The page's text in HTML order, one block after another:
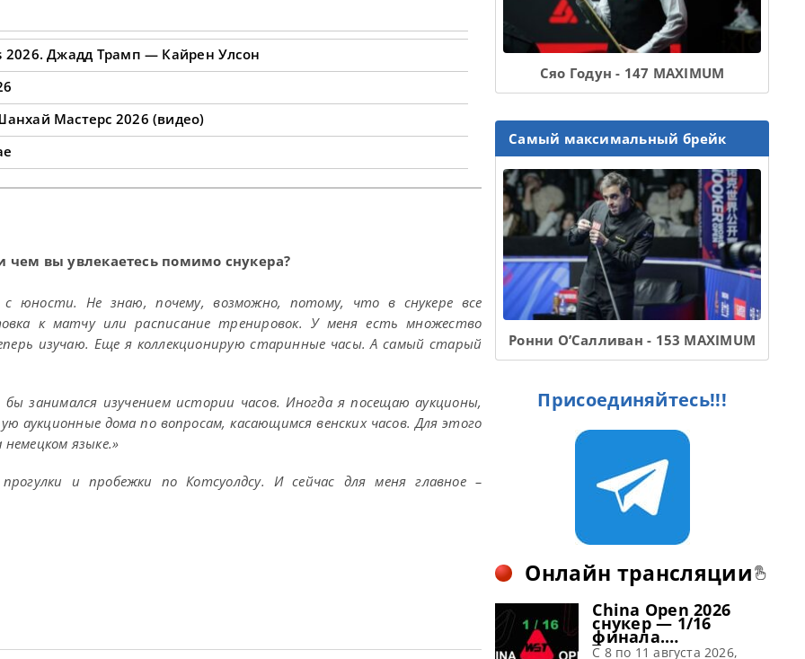
2026. Джадд Трамп — Кайрен Улсон
Мастерс 2026 (видео)
чем вы увлекаетесь помимо снукера?
с юности. Не знаю, почему, возможно, потому, что в снукере все
к матчу или расписание тренировок. У меня есть множество
изучаю. Еще я коллекционирую старинные часы. А самый старый
занимался изучением истории часов. Иногда я посещаю аукционы,
аукционные дома по вопросам, касающимся венских часов. Для этого
языке.»
и пробежки по Котсуолдсу. И сейчас для меня главное –
Сяо Годун - 147 MAXIMUM
Самый максимальный брейк
Ронни О’Салливан - 153 MAXIMUM
Присоединяйтесь!!!
Онлайн трансляции
China Open 2026
снукер — 1/16
финала.
Трансляции
C 8 по 11 августа 2026,